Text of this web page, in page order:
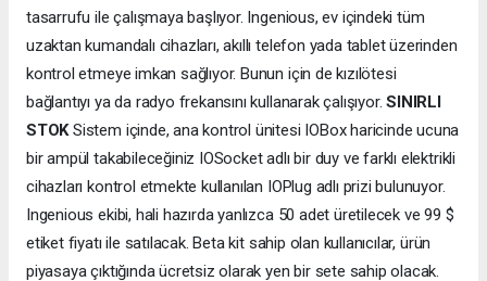
tasarrufu ile çalışmaya başlıyor. Ingenious, ev içindeki tüm
uzaktan kumandalı cihazları, akıllı telefon yada tablet üzerinden
kontrol etmeye imkan sağlıyor. Bunun için de kızılötesi
bağlantıyı ya da radyo frekansını kullanarak çalışıyor.SINIRLI
STOKSistem içinde, ana kontrol ünitesi IOBox haricinde ucuna
bir ampül takabileceğiniz IOSocket adlı bir duy ve farklı elektrikli
cihazları kontrol etmekte kullanılan IOPlug adlı prizi bulunuyor.
Ingenious ekibi, hali hazırda yanlızca 50 adet üretilecek ve 99 $
etiket fiyatı ile satılacak. Beta kit sahip olan kullanıcılar, ürün
piyasaya çıktığında ücretsiz olarak yen bir sete sahip olacak.